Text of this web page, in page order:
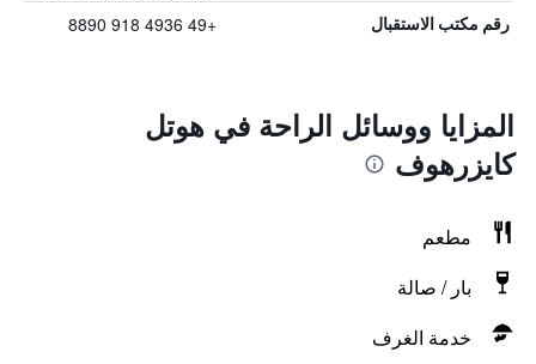
رقم مكتب الاستقبال +49 4936 918 8890
المزايا ووسائل الراحة في هوتل
كايزرهوف
مطعم
بار / صالة
خدمة الغرف